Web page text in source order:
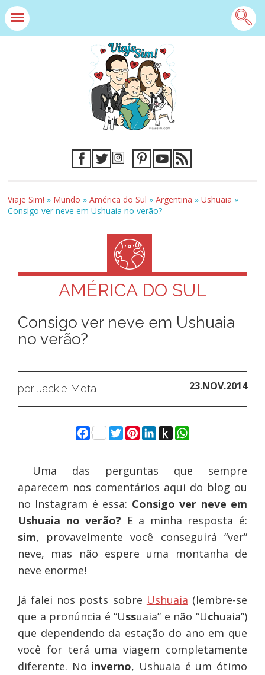
Viaje Sim! » Mundo »América do Sul »Argentina »Ushuaia »
Consigo ver neve em Ushuaia no verão?
AMÉRICA DO SUL
Consigo ver neve em Ushuaia
no verão?
por Jackie Mota 23.NOV.2014
Facebook
Twitter
Pinterest
LinkedIn
Push
to
WhatsApp
Uma das perguntas que sempre
aparecem nos comentários aqui do blog ou
no Instagram é essa: Consigo ver neve em
Ushuaia no verão? E a minha resposta é:
sim, provavelmente você conseguirá “ver”
neve, mas não espere uma montanha de
neve enorme!
Já falei nos posts sobre Ushuaia (lembre-se
que a pronúncia é “Ussuaia” e não “Uchuaia”)
que dependendo da estação do ano em que
você for terá uma viagem completamente
diferente. No inverno, Ushuaia é um ótimo